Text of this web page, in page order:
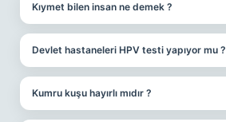
Kıymet bilen insan ne demek ?
Devlet hastaneleri HPV testi yapıyor mu ?
Kumru kuşu hayırlı mıdır ?